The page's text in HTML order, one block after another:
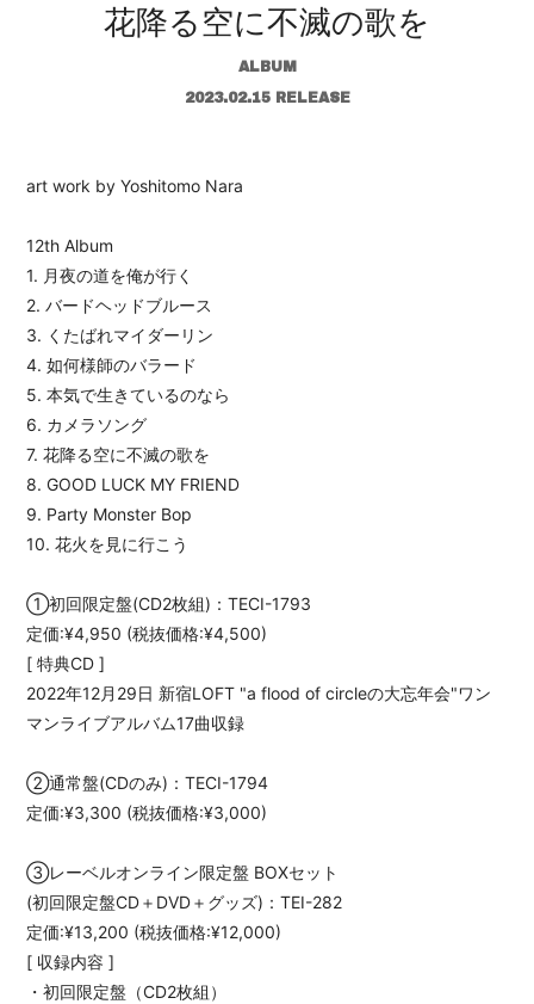
花降る空に不滅の歌を
ALBUM
2023.02.15 RELEASE
art work by Yoshitomo Nara
12th Album
1. 月夜の道を俺が行く
2. バードヘッドブルース
3. くたばれマイダーリン
4. 如何様師のバラード
5. 本気で生きているのなら
6. カメラソング
7. 花降る空に不滅の歌を
8. GOOD LUCK MY FRIEND
9. Party Monster Bop
10. 花火を見に行こう
①初回限定盤(CD2枚組)：TECI-1793
定価:¥4,950 (税抜価格:¥4,500)
[ 特典CD ]
2022年12月29日 新宿LOFT "a flood of circleの大忘年会"ワン
マンライブアルバム17曲収録
②通常盤(CDのみ)：TECI-1794
定価:¥3,300 (税抜価格:¥3,000)
③レーベルオンライン限定盤 BOXセット
(初回限定盤CD＋DVD＋グッズ)：TEI-282
定価:¥13,200 (税抜価格:¥12,000)
[ 収録内容 ]
・初回限定盤（CD2枚組）